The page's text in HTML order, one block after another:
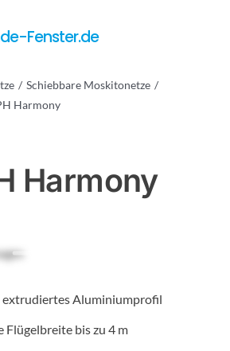
Katalog
Fenster.de
Schiebbare Moskitonetze
Harmony
Harmony
extrudiertes Aluminiumprofil
Flügelbreite bis zu 4 m